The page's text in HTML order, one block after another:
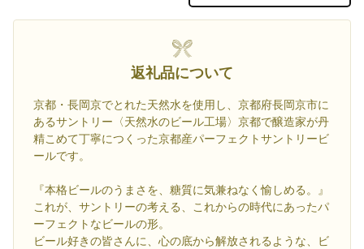
返礼品について
京都・長岡京でとれた天然水を使用し、京都府長岡京市に
あるサントリー〈天然水のビール工場〉京都で醸造家が丹
精こめて丁寧につくった京都産パーフェクトサントリービ
ールです。
『本格ビールのうまさを、糖質に気兼ねなく愉しめる。』
これが、サントリーの考える、これからの時代にあったパ
ーフェクトなビールの形。
ビール好きの皆さんに、心の底から解放されるような、ビ